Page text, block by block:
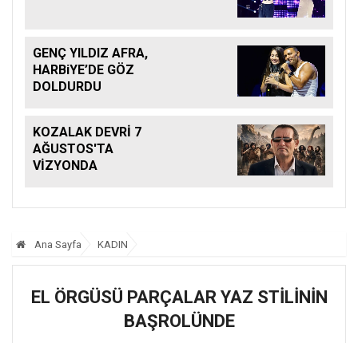
GENÇ YILDIZ AFRA,
HARBiYE’DE GÖZ
DOLDURDU
KOZALAK DEVRİ 7
AĞUSTOS'TA
VİZYONDA
Ana Sayfa KADIN
EL ÖRGÜSÜ PARÇALAR YAZ STİLİNİN
BAŞROLÜNDE